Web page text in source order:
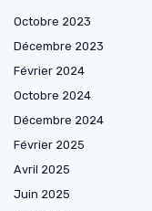
Octobre 2023
Décembre 2023
Février 2024
Octobre 2024
Décembre 2024
Février 2025
Avril 2025
Juin 2025